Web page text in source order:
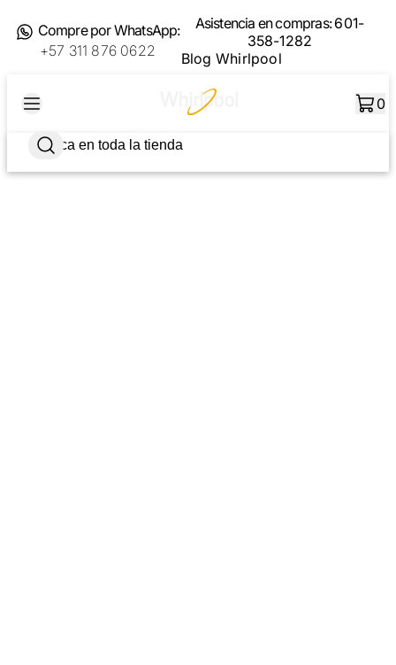
Compre por WhatsApp:
+57 311 876 0622
Asistencia en compras:601-
358-1282
Blog Whirlpool
0